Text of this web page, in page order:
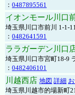
： 0487895561
イオンモール川口
埼玉県川口市前川 1-1-
： 0482641591
ララガーデン川口
埼玉県川口市宮町18-9
： 0482406101
川越西店 地図 詳細
埼玉県川越市的場新町